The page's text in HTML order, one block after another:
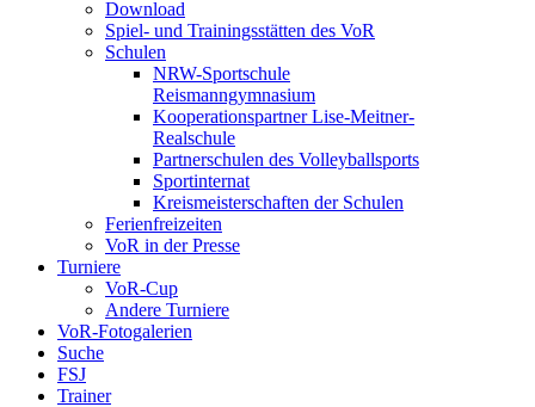
Download
Spiel- und Trainingsstätten des VoR
Schulen
NRW-Sportschule
Reismanngymnasium
Kooperationspartner Lise-Meitner-
Realschule
Partnerschulen des Volleyballsports
Sportinternat
Kreismeisterschaften der Schulen
Ferienfreizeiten
VoR in der Presse
Turniere
VoR-Cup
Andere Turniere
VoR-Fotogalerien
Suche
FSJ
Trainer